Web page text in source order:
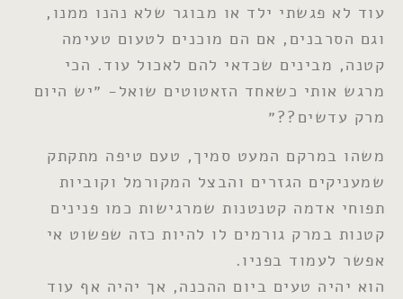
עוד לא פגשתי ילד או מבוגר שלא נהנו ממנו,
וגם הסרבנים, אם הם מוכנים לטעום טעימה
קטנה, מבינים שכדאי להם לאכול עוד. הכי
מרגש אותי כשאחד הזאטוטים שואל- ״יש היום
מרק עדשים??״
משהו במרקם המעט סמיך, טעם טיפה מתקתק
שמעניקים הגזרים והבצל המקורמל וקוביות
תפוחי אדמה קטנטנות שמרגישות כמו פנינים
קטנות במרק גורמים לו להיות כזה שפשוט אי
אפשר לעמוד בפניו.
הוא יהיה טעים ביום ההכנה, אך יהיה אף עוד